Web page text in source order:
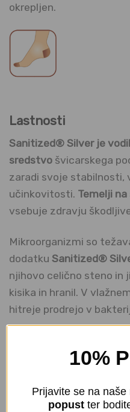
okrepljen.
Lastnosti
Sanitized® Silver je
sredstvo švicarskega
zaradi svoje stabilnosti,
učinkovitosti. Temelji
vsebuje zdravju
Mikroorganizmi so
dodatku Sanitized®
njihovo celično steno in
kisika in hranil. V
hitreje prodrejo v
nastanek novih bakterij,
Srebrovi ioni tako
10%
Prijavite se na
popust ter